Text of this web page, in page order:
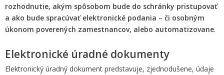
rozhodnutie, akým spôsobom bude do schránky pristupovať
a ako bude spracúvať elektronické podania – či osobným
úkonom poverených zamestnancov, alebo automatizovane.
Elektronické úradné dokumenty
Elektronický úradný dokument predstavuje, zjednodušene, údaje